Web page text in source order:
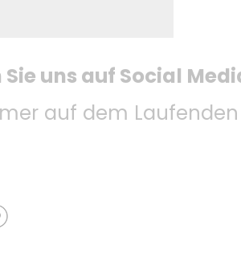
Sie uns auf Social
auf dem Laufenden